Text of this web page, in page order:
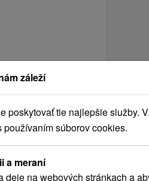
záleží
poskytovať tie najlepšie služby.
súborov cookies.
a meraní
deje na webových stránkach a